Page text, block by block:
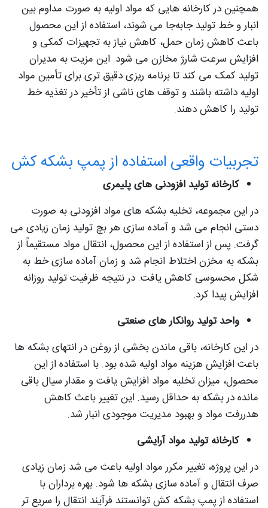
همچنین در کارخانه‌ هایی که مواد اولیه به‌ صورت مداوم بین
انبار و خط تولید جابه‌جا می‌ شوند، استفاده از این محصول
باعث کاهش زمان حمل، کاهش نیاز به تجهیزات کمکی و
افزایش سرعت شارژ مخازن می‌ شود. این مزیت به مدیران
تولید کمک می‌ کند تا برنامه‌ ریزی دقیق‌ تری برای تأمین مواد
اولیه داشته باشند و توقف‌ های ناشی از تأخیر در تغذیه خط
تولید را کاهش دهند.
تجربیات واقعی استفاده از پمپ بشکه کش
کارخانه تولید افزودنی‌ های پلیمری
در این مجموعه، تخلیه بشکه‌ های مواد افزودنی به‌ صورت
دستی انجام می‌ شد و آماده‌ سازی هر بچ تولید زمان زیادی می‌
گرفت. پس از استفاده از این محصول، انتقال مواد مستقیماً از
بشکه به مخزن اختلاط انجام شد و زمان آماده‌ سازی خط به
شکل محسوسی کاهش یافت. در نتیجه ظرفیت تولید روزانه
افزایش پیدا کرد.
واحد تولید روانکار های صنعتی
در این کارخانه، باقی ماندن بخشی از روغن در انتهای بشکه‌ ها
باعث افزایش هزینه مواد اولیه شده بود. با استفاده از این
محصول، میزان تخلیه مواد افزایش یافت و مقدار سیال باقی‌
مانده در بشکه به حداقل رسید. این تغییر باعث کاهش
هدررفت مواد و بهبود مدیریت موجودی انبار شد.
کارخانه تولید مواد آرایشی
در این پروژه، تغییر مکرر مواد اولیه باعث می‌ شد زمان زیادی
صرف انتقال و آماده‌ سازی بشکه‌ ها شود. بهره‌ برداران با
استفاده از پمپ بشکه کش توانستند فرآیند انتقال را سریع‌ تر